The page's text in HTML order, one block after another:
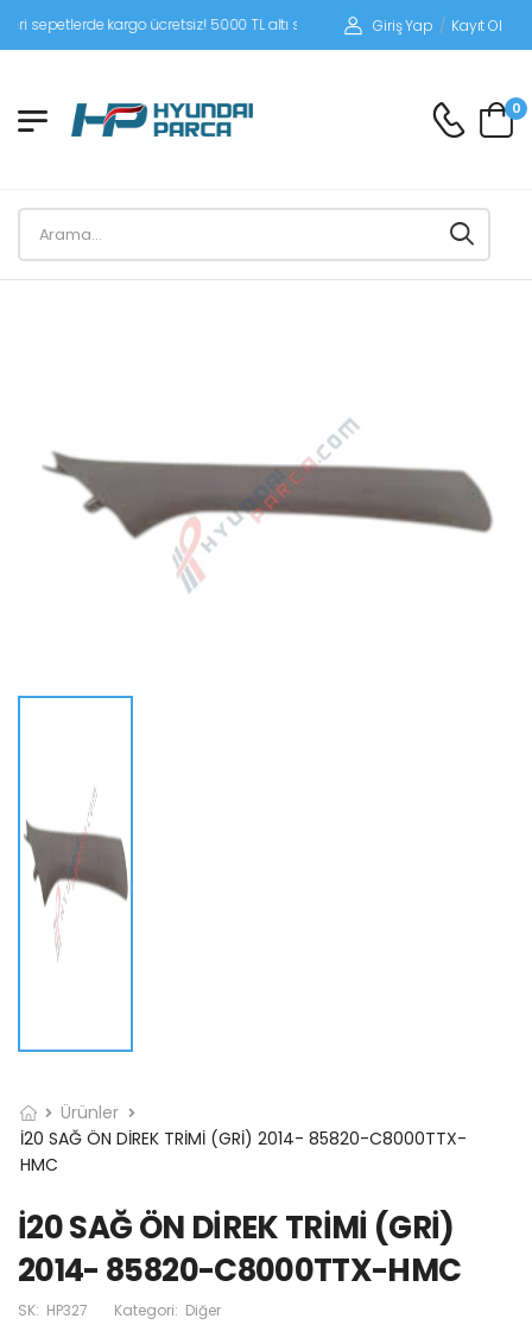
sepetlerde kargo ücretsiz! 5000 TL altı siparişlerinizde siparişleriniz alıcı
Giriş Yap / Kayıt Ol
0
Ürünler
İ20 SAĞ ÖN DİREK TRİMİ (GRİ) 2014- 85820-C8000TTX-
HMC
İ20 SAĞ ÖN DİREK TRİMİ (GRİ)
2014- 85820-C8000TTX-HMC
SK: HP327 Kategori: Diğer